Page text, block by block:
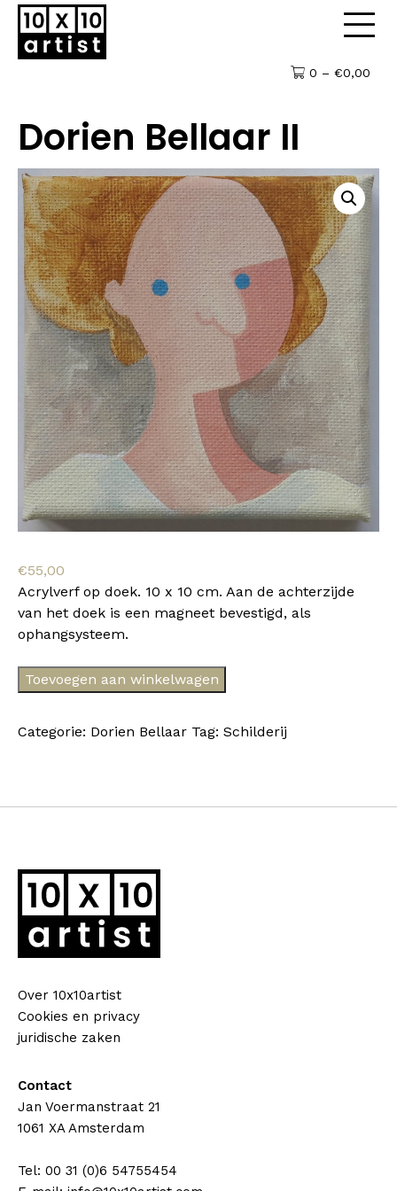
0 – €0,00
Dorien Bellaar II
€55,00
Acrylverf op doek. 10 x 10 cm. Aan de achterzijde
van het doek is een magneet bevestigd, als
ophangsysteem.
Dorien
Bellaar
aantal
Toevoegen aan winkelwagen
Categorie: Dorien Bellaar Tag: Schilderij
Over 10x10artist
Cookies en privacy
juridische zaken
Contact
Jan Voermanstraat 21
1061 XA Amsterdam
Tel: 00 31 (0)6 54755454